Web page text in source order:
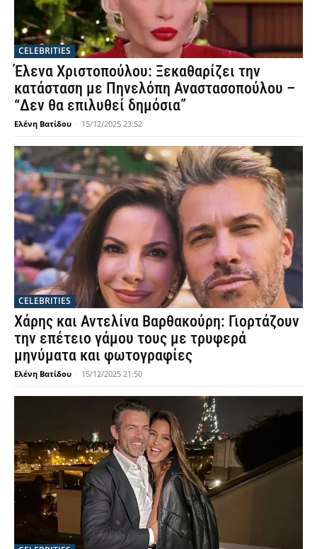
CELEBRITIES
Έλενα Χριστοπούλου: Ξεκαθαρίζει την
κατάσταση με Πηνελόπη Αναστασοπούλου –
“Δεν θα επιλυθεί δημόσια”
Ελένη Βατίδου - 15/12/2025 23:52
CELEBRITIES
Χάρης και Αντελίνα Βαρθακούρη: Γιορτάζουν
την επέτειο γάμου τους με τρυφερά
μηνύματα και φωτογραφίες
Ελένη Βατίδου - 15/12/2025 21:50